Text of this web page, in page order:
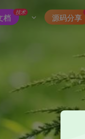
档
技术
源码分享